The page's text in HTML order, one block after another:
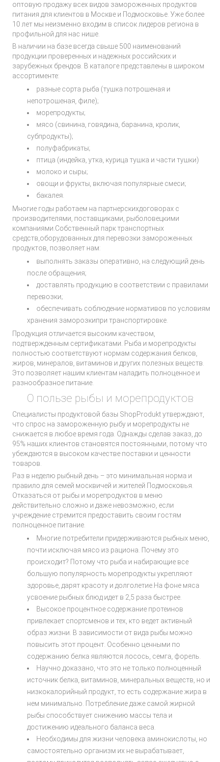
оптовую продажу всех видов замороженных продуктов
питания для клиентов в Москве и Подмосковье. Уже более
10 лет мы неизменно входим в список лидеров региона в
профильной для нас нише.
В наличии на базе всегда свыше 500 наименований
продукции проверенных и надежных российских и
зарубежных брендов. В каталоге представлены в широком
ассортименте:
разные сорта рыба (тушка потрошеная и
непотрошеная, филе);
морепродукты;
мясо (свинина, говядина, баранина, кролик,
субпродукты);
полуфабрикаты;
птица (индейка, утка, курица тушка и части тушки)
молоко и сыры;
овощи и фрукты, включая популярные смеси;
бакалея.
Многие годы работаем на партнерскихдоговорах с
производителями, поставщиками, рыболовецкими
компаниями.Собственный парк транспортных
средств,оборудованных для перевозки замороженных
продуктов, позволяет нам:
выполнять заказы оперативно, на следующий день
после обращения;
доставлять продукцию в соответствии с правилами
перевозки;
обеспечивать соблюдение нормативов по условиям
хранения заморозкипри транспортировке.
Продукция отличается высоким качеством,
подтвержденным сертификатами. Рыба и морепродукты
полностью соответствуют нормам содержания белков,
жиров, минералов, витаминов и других полезных веществ.
Это позволяет нашим клиентам наладить полноценное и
разнообразное питание.
О пользе рыбы и морепродуктов
Специалисты продуктовой базы ShopProdukt утверждают,
что спрос на замороженную рыбу и морепродукты не
снижается в любое время года. Однажды сделав заказ, до
95% наших клиентов становятся постоянными, потому что
убеждаются в высоком качестве поставки и ценности
товаров.
Раз в неделю рыбный день – это минимальная норма и
правило для семей москвичей и жителей Подмосковья.
Отказаться от рыбы и морепродуктов в меню
действительно сложно и даже невозможно, если
учреждение стремится предоставить своим гостям
полноценное питание.
Многие потребители придерживаются рыбных меню,
почти исключая мясо из рациона. Почему это
происходит? Потому что рыба и набирающие все
большую популярность морепродукты укрепляют
здоровье, дарят красоту и долголетие.На фоне мяса
усвоение рыбных блюд идет в 2,5 раза быстрее.
Высокое процентное содержание протеинов
привлекает спортсменов и тех, кто ведет активный
образ жизни. В зависимости от вида рыбы можно
повысить этот процент. Особенно ценными по
содержанию белка являются лосось, семга, форель.
Научно доказано, что это не только полноценный
источник белка, витаминов, минеральных веществ, но и
низкокалорийный продукт, то есть содержание жира в
нем минимально. Потребление даже самой жирной
рыбы способствует снижению массы тела и
достижению идеального баланса веса.
Необходимы для жизни человека аминокислоты, но
самостоятельно организм их не вырабатывает,